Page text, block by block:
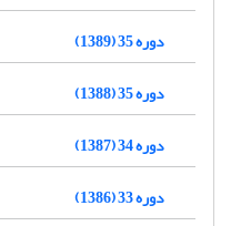
دوره 35 (1389)
دوره 35 (1388)
دوره 34 (1387)
دوره 33 (1386)